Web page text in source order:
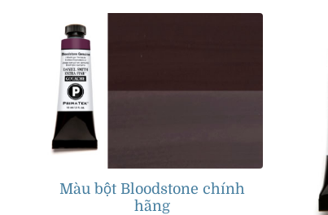
Màu bột Bloodstone chính
hãng